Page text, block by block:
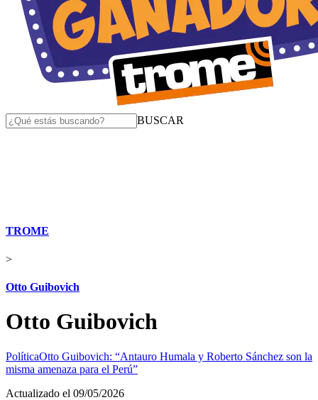
BUSCAR
TROME
>
Otto Guibovich
Otto Guibovich
PolíticaOtto Guibovich: “Antauro Humala y Roberto Sánchez son la
misma amenaza para el Perú”
Actualizado el 09/05/2026